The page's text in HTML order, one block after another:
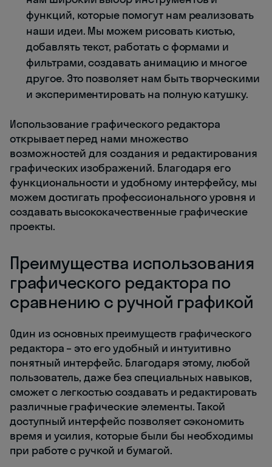
функций, которые помогут нам реализовать
наши идеи. Мы можем рисовать кистью,
добавлять текст, работать с формами и
фильтрами, создавать анимацию и многое
другое. Это позволяет нам быть творческими
и экспериментировать на полную катушку.
Использование графического редактора
открывает перед нами множество
возможностей для создания и редактирования
графических изображений. Благодаря его
функциональности и удобному интерфейсу, мы
можем достигать профессионального уровня и
создавать высококачественные графические
проекты.
Преимущества использования
графического редактора по
сравнению с ручной графикой
Один из основных преимуществ графического
редактора – это его удобный и интуитивно
понятный интерфейс. Благодаря этому, любой
пользователь, даже без специальных навыков,
сможет с легкостью создавать и редактировать
различные графические элементы. Такой
доступный интерфейс позволяет сэкономить
время и усилия, которые были бы необходимы
при работе с ручкой и бумагой.